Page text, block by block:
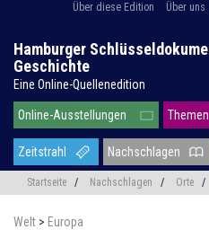
Über diese Edition Über uns
Hamburger
Geschichte
Eine Online-Quellenedition
Online-Ausstellungen Themen
Zeitstrahl Nachschlagen
Startseite / Nachschlagen / Orte /
Welt > Europa